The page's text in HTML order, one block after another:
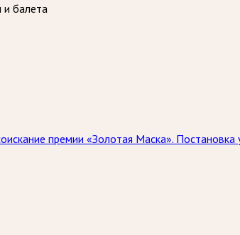
балета
премии «Золотая Маска».